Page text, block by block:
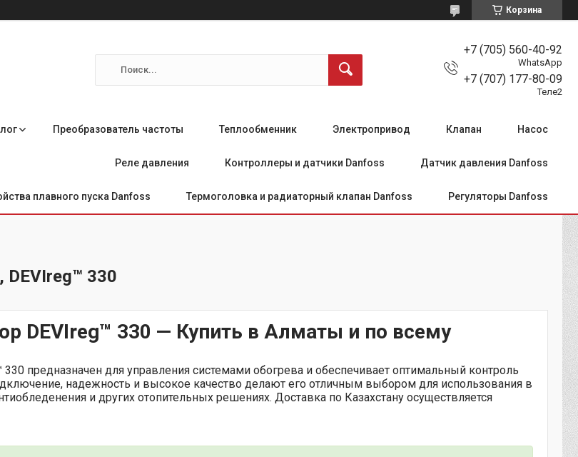
Корзина
+7 (705) 560-40-92
WhatsApp
+7 (707) 177-80-09
Теле2
Преобразователь частоты Теплообменник Электропривод Клапан Насос
Реле давления Контроллеры и датчики Danfoss Датчик давления Danfoss
плавного пуска Danfoss Термоголовка и радиаторный клапан Danfoss Регуляторы Danfoss
330
DEVIreg™ 330 — Купить в Алматы и по всему
330 предназначен для управления системами обогрева и обеспечивает оптимальный контроль
надежность и высокое качество делают его отличным выбором для использования в
и других отопительных решениях. Доставка по Казахстану осуществляется